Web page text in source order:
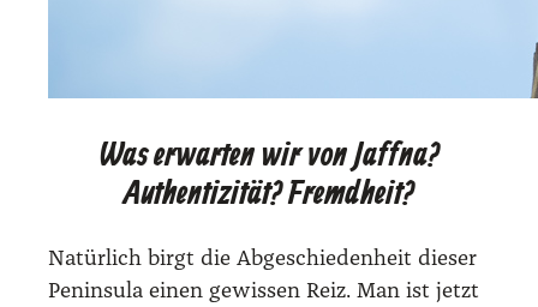
Was erwarten wir von Jaffna?
Authentizität? Fremdheit?
Natür­lich birgt die Abge­schie­den­heit die­ser
Pen­in­su­la einen gewis­sen Reiz. Man ist jetzt